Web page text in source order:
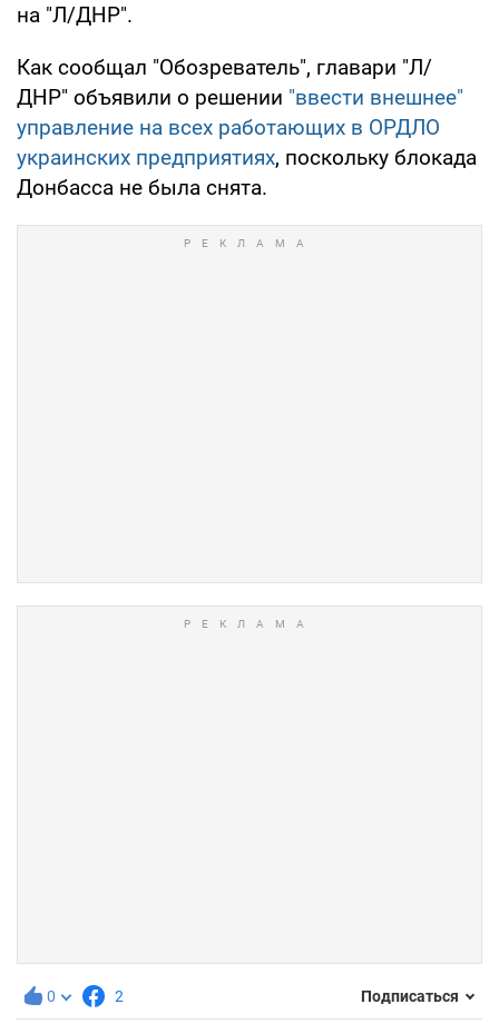
на "Л/ДНР".
Как сообщал "Обозреватель", главари "Л/
ДНР" объявили о решении "ввести внешнее"
управление на всех работающих в ОРДЛО
украинских предприятиях, поскольку блокада
Донбасса не была снята.
0 2 Подписаться